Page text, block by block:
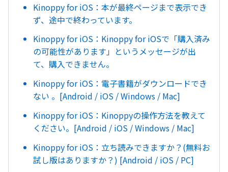
Kinoppy for iOS：本が最終ページまで表示でき
ず、途中で終わっています。
Kinoppy for iOS：Kinoppy for iOSで「購入済み
の可能性があります」というメッセージが出
て、購入できません。
Kinoppy for iOS：電子書籍がダウンロードでき
ない 。[Android / iOS / Windows / Mac]
Kinoppy for iOS：Kinoppyの操作方法を教えて
ください。[Android / iOS / Windows / Mac]
Kinoppy for iOS：立ち読みできますか？(無料お
試し版はありますか？) [Android / iOS / PC]